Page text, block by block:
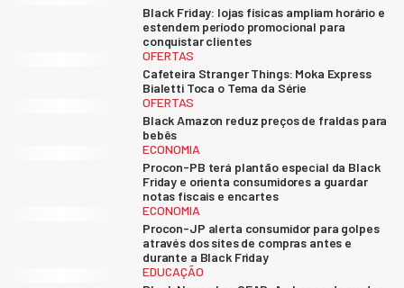
Black Friday: lojas físicas ampliam horário e
estendem período promocional para
conquistar clientes
OFERTAS
Cafeteira Stranger Things: Moka Express
Bialetti Toca o Tema da Série
OFERTAS
Black Amazon reduz preços de fraldas para
bebês
ECONOMIA
Procon-PB terá plantão especial da Black
Friday e orienta consumidores a guardar
notas fiscais e encartes
ECONOMIA
Procon-JP alerta consumidor para golpes
através dos sites de compras antes e
durante a Black Friday
EDUCAÇÃO